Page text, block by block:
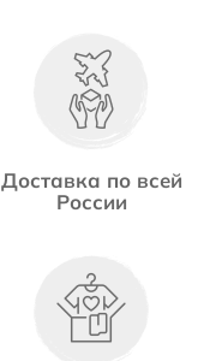
Доставка по всей
России